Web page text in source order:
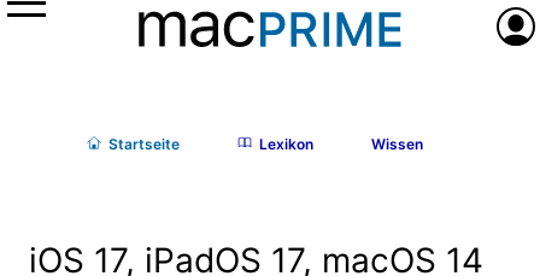
Menü
Startseite Lexikon Wissen
iOS 17, iPadOS 17, macOS 14